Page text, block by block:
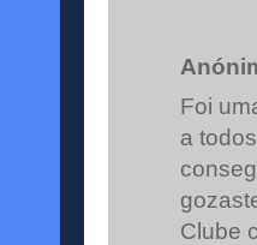
Foi
a
Clube